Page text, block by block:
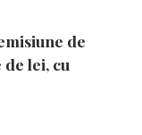
de
lei, cu